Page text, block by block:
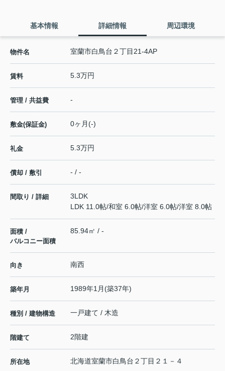
基本情報 詳細情報 周辺環境
物件名 室蘭市白鳥台２丁目21-4AP
賃料 5.3万円
管理 / 共益費 -
敷金(保証金) 0ヶ月(-)
礼金 5.3万円
償却 / 敷引 - / -
間取り / 詳細
3LDK
LDK 11.0帖/和室 6.0帖/洋室 6.0帖/洋室 8.0帖
面積 /
バルコニー面積
85.94㎡ / -
向き 南西
築年月 1989年1月(築37年)
種別 / 建物構造 一戸建て / 木造
階建て 2階建
所在地 北海道室蘭市白鳥台 ２丁目２１－４